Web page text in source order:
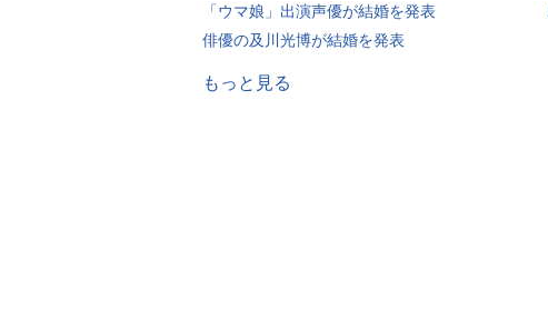
「ウマ娘」出演声優が結婚を発表
俳優の及川光博が結婚を発表
もっと見る